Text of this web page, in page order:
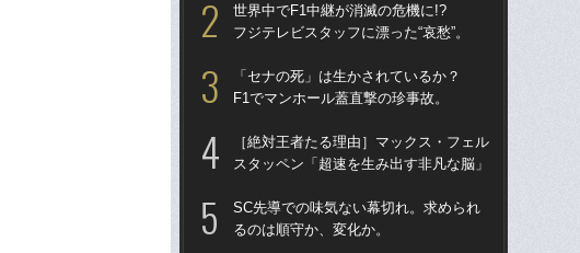
世界中でF1中継が消滅の危機に!?
フジテレビスタッフに漂った“哀愁”。
「セナの死」は生かされているか？
F1でマンホール蓋直撃の珍事故。
［絶対王者たる理由］マックス・フェル
スタッペン「超速を生み出す非凡な脳」
SC先導での味気ない幕切れ。求められ
るのは順守か、変化か。